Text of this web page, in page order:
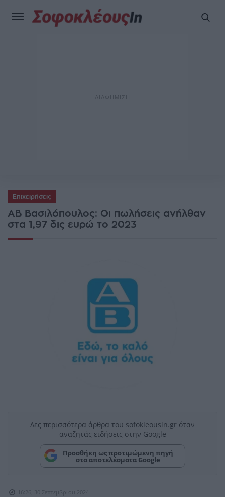
Επιχειρήσεις
ΑΒ Βασιλόπουλος: Οι πωλήσεις ανήλθαν
στα 1,97 δις ευρώ το 2023
Δες περισσότερα άρθρα του sofokleousin.gr όταν
αναζητάς ειδήσεις στην Google
Προσθήκη ως προτιμώμενη πηγή
στα αποτελέσματα Google
16:26, 30 Σεπτεμβρίου 2024